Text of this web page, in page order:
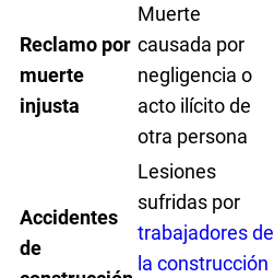
Reclamo por
muerte
injusta
Muerte
causada por
negligencia o
acto ilícito de
otra persona
Accidentes
de
Lesiones
sufridas por
trabajadores de
la construcción